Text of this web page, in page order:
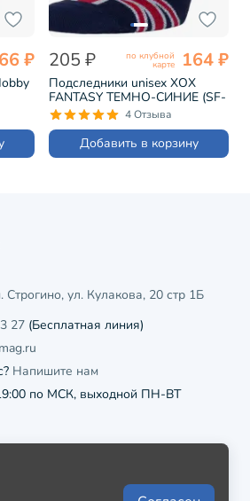
66 ₽ 205 ₽ по клубной
карте 164 ₽
Подследники unisex ХОХ
FANTASY ТЕМНО-СИНИЕ (SF-
4)
4 Отзыва
Добавить в корзину
Строгино, ул. Кулакова, 20 стр 1Б
27(Бесплатная линия)
Напишите нам
по МСК, выходной ПН-ВТ